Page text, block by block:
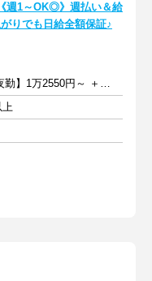
週1～OK◎》週払い＆給
りでも日給全額保証♪
【日給】1万円～ /【夜勤】1万2550円～ ＋交通費一部支給
上